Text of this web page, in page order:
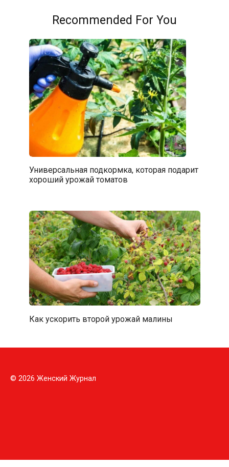
Recommended For You
Универсальная подкормка, которая подарит
хороший урожай томатов
Как ускорить второй урожай малины
© 2026 Женский Журнал